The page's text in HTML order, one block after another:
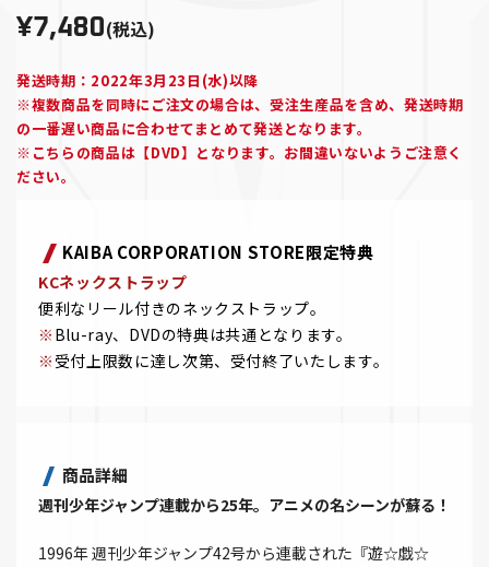
¥7,480(税込)
発送時期：2022年3月23日(水)以降
※複数商品を同時にご注文の場合は、受注生産品を含め、発送時期
の一番遅い商品に合わせてまとめて発送となります。
※こちらの商品は【DVD】となります。お間違いないようご注意く
ださい。
KAIBA CORPORATION STORE限定特典
KCネックストラップ
便利なリール付きのネックストラップ。
※ Blu-ray、DVDの特典は共通となります。
※ 受付上限数に達し次第、受付終了いたします。
商品詳細
週刊少年ジャンプ連載から25年。アニメの名シーンが蘇る！
1996年 週刊少年ジャンプ42号から連載された『遊☆戯☆